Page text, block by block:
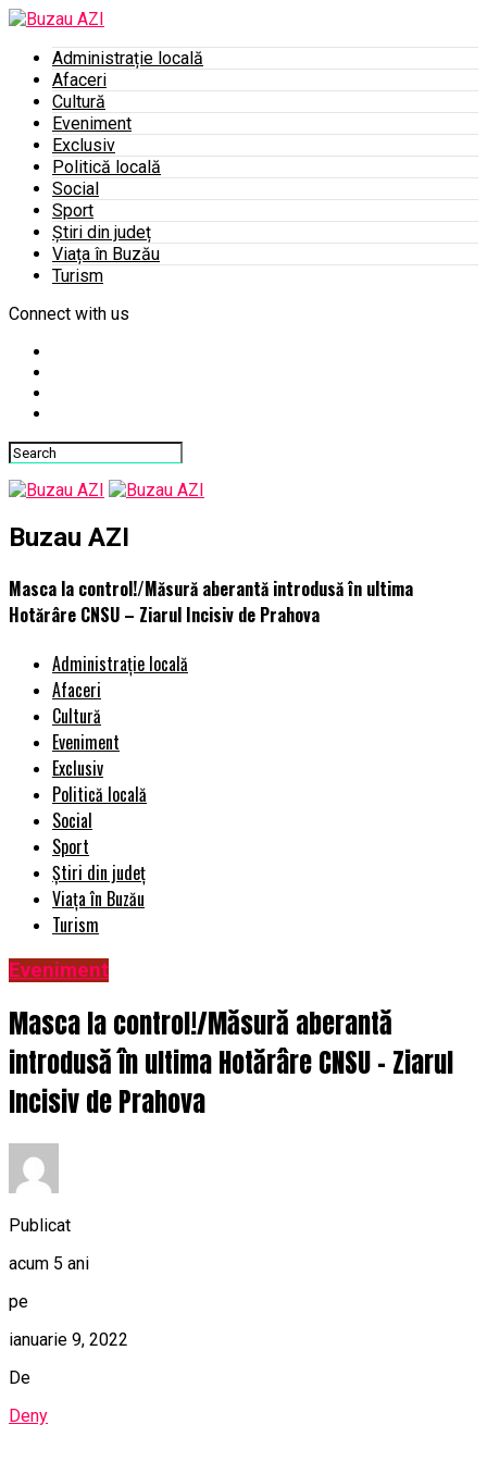
Administrație locală
Afaceri
Cultură
Eveniment
Exclusiv
Politică locală
Social
Sport
Știri din județ
Viața în Buzău
Turism
Connect with us
Buzau AZI
Masca la control!/Măsură aberantă introdusă în ultima
Hotărâre CNSU – Ziarul Incisiv de Prahova
Administrație locală
Afaceri
Cultură
Eveniment
Exclusiv
Politică locală
Social
Sport
Știri din județ
Viața în Buzău
Turism
Eveniment
Masca la control!/Măsură aberantă
introdusă în ultima Hotărâre CNSU – Ziarul
Incisiv de Prahova
Publicat
acum 5 ani
pe
ianuarie 9, 2022
De
Deny